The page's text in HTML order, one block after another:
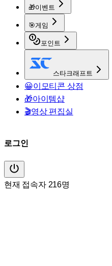
🎁이벤트
🎯게임
포인트
스타크래프트
😀이모티콘 상점
🎁아이템샵
🎬영상 편집실
로그인
현재 접속자 216명